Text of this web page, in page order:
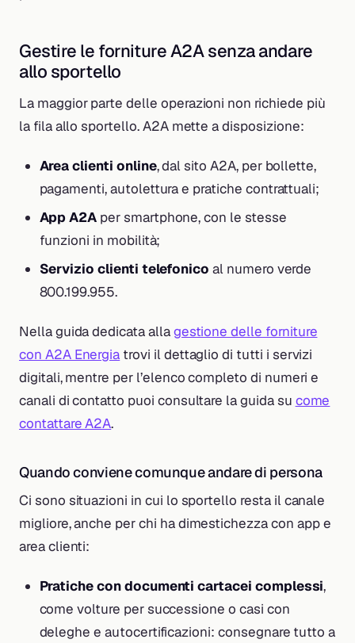
Gestire le forniture A2A senza andare
allo sportello
La maggior parte delle operazioni non richiede più
la fila allo sportello. A2A mette a disposizione:
Area clienti online, dal sito A2A, per bollette,
pagamenti, autolettura e pratiche contrattuali;
App A2A per smartphone, con le stesse
funzioni in mobilità;
Servizio clienti telefonico al numero verde
800.199.955.
Nella guida dedicata allagestione delle forniture
con A2A Energia trovi il dettaglio di tutti i servizi
digitali, mentre per l’elenco completo di numeri e
canali di contatto puoi consultare la guida su come
contattare A2A.
Quando conviene comunque andare di persona
Ci sono situazioni in cui lo sportello resta il canale
migliore, anche per chi ha dimestichezza con app e
area clienti:
Pratiche con documenti cartacei complessi,
come volture per successione o casi con
deleghe e autocertificazioni: consegnare tutto a